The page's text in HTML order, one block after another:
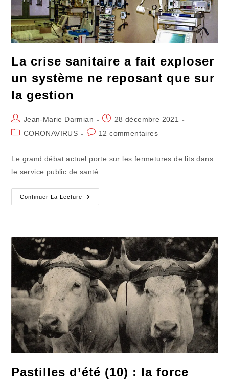
La crise sanitaire a fait exploser
un système ne reposant que sur
la gestion
Auteur/autrice
de
Jean-Marie Darmian
Publication
publiée :
28 décembre 2021
PostCORONAVIRUS
Commentaires
publication :
12 commentaires
Le grand débat actuel porte sur les fermetures de lits dans
le service public de santé.
Continuer La Lecture
La
Crise
Un
Système
Ne
Reposant
Que
Sur
La
Gestion
Pastilles d’été (10) : la force